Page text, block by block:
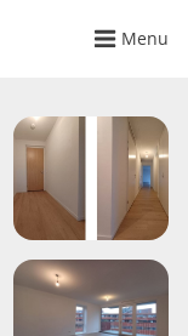
Menu